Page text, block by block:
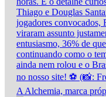
A Alchemia, marca